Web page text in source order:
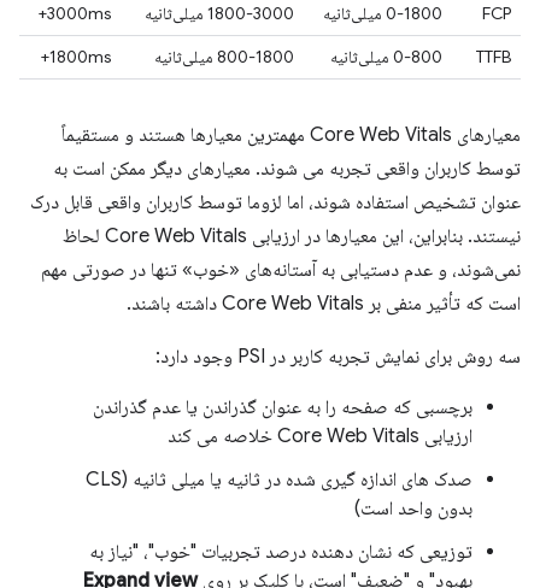
FCP
0-1800 میلی‌ثانیه 1800-3000 میلی‌ثانیه
3000ms+
TTFB
0-800 میلی‌ثانیه 800-1800 میلی‌ثانیه 1800ms+
معیارهای Core Web Vitals مهمترین معیارها هستند و مستقیماً
توسط کاربران واقعی تجربه می شوند. معیارهای دیگر ممکن است به
عنوان تشخیص استفاده شوند، اما لزوما توسط کاربران واقعی قابل درک
نیستند. بنابراین، این معیارها در ارزیابی Core Web Vitals لحاظ
نمی‌شوند، و عدم دستیابی به آستانه‌های «خوب» تنها در صورتی مهم
است که تأثیر منفی بر Core Web Vitals داشته باشند.
سه روش برای نمایش تجربه کاربر در PSI وجود دارد:
برچسبی که صفحه را به عنوان گذراندن یا عدم گذراندن
ارزیابی Core Web Vitals خلاصه می کند
صدک های اندازه گیری شده در ثانیه یا میلی ثانیه (CLS
بدون واحد است)
توزیعی که نشان دهنده درصد تجربیات "خوب"، "نیاز به
بهبود" و "ضعیف" است، با کلیک بر رویExpand view